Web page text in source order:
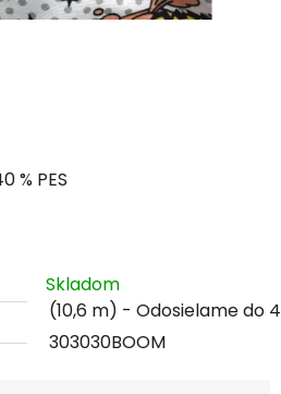
% PES
Skladom
(10,6 m)
303030BOOM